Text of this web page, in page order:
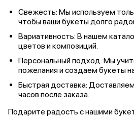
Свежесть: Мы используем
чтобы ваши букеты долго
Вариативность: В нашем
цветов и композиций.
Персональный подход: Мы
пожелания и создаем букеты
Быстрая доставка:
часов после заказа.
Подарите радость с нашими